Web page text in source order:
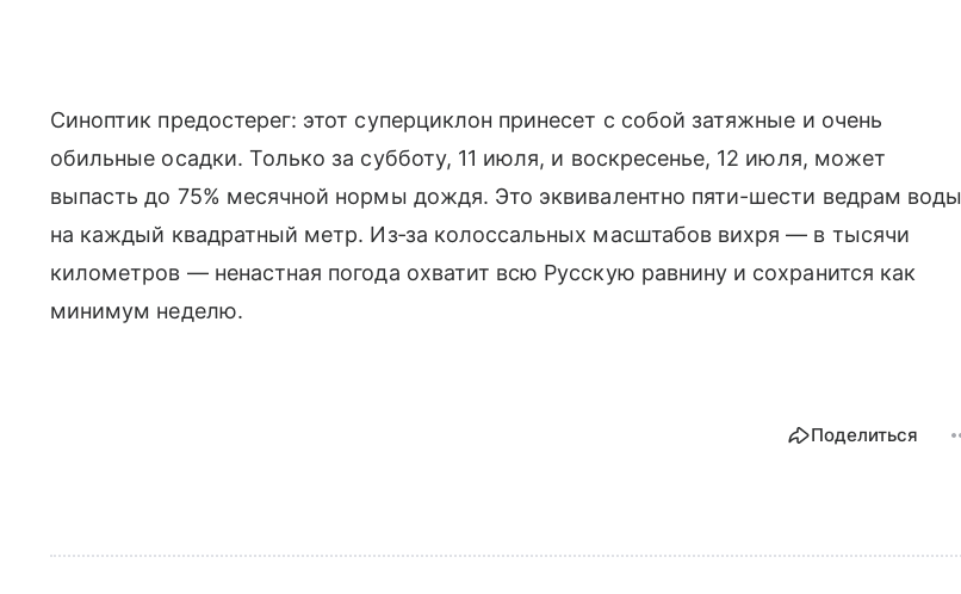
Синоптик предостерег: этот суперциклон принесет с собой затяжные и очень
обильные осадки. Только за субботу, 11 июля, и воскресенье, 12 июля, может
выпасть до 75% месячной нормы дождя. Это эквивалентно пяти-шести ведрам воды
на каждый квадратный метр. Из‑за колоссальных масштабов вихря — в тысячи
километров — ненастная погода охватит всю Русскую равнину и сохранится как
минимум неделю.
Поделиться